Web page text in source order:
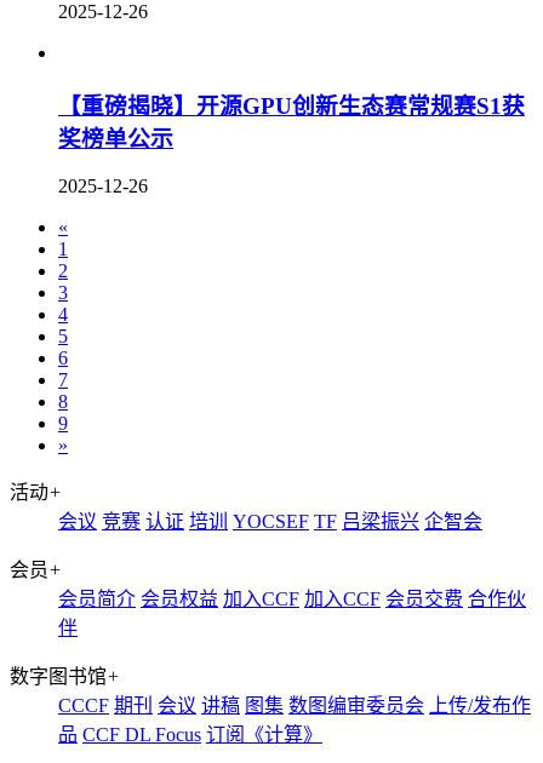
2025-12-26
【重磅揭晓】开源GPU创新生态赛常规赛S1获
奖榜单公示
2025-12-26
«
1
2
3
4
5
6
7
8
9
»
活动+
会议 竞赛 认证 培训 YOCSEF TF 吕梁振兴 企智会
会员+
会员简介 会员权益 加入CCF 加入CCF 会员交费 合作伙
伴
数字图书馆+
CCCF 期刊 会议 讲稿 图集 数图编审委员会
上传/发布作
品 CCF DL Focus 订阅《计算》